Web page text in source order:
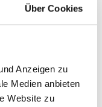
Über Cookies
Anzeigen zu
Medien anbieten
Website zu
zuvor nicht da
eine
Hausarzt zu